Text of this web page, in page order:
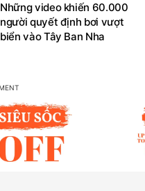
Những video khiến 60.000
người quyết định bơi vượt
biển vào Tây Ban Nha